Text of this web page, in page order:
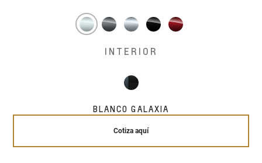
INTERIOR
BLANCO GALAXIA
Cotiza aquí